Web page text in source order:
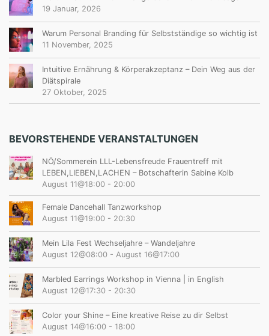
19 Januar, 2026
Warum Personal Branding für Selbstständige so wichtig ist
11 November, 2025
Intuitive Ernährung & Körperakzeptanz – Dein Weg aus der
Diätspirale
27 Oktober, 2025
BEVORSTEHENDE VERANSTALTUNGEN
NÖ/Sommerein LLL-Lebensfreude Frauentreff mit
LEBEN,LIEBEN,LACHEN – Botschafterin Sabine Kolb
August 11@18:00 - 20:00
Female Dancehall Tanzworkshop
August 11@19:00 - 20:30
Mein Lila Fest Wechseljahre – Wandeljahre
August 12@08:00 - August 16@17:00
Marbled Earrings Workshop in Vienna | in English
August 12@17:30 - 20:30
Color your Shine – Eine kreative Reise zu dir Selbst
August 14@16:00 - 18:00